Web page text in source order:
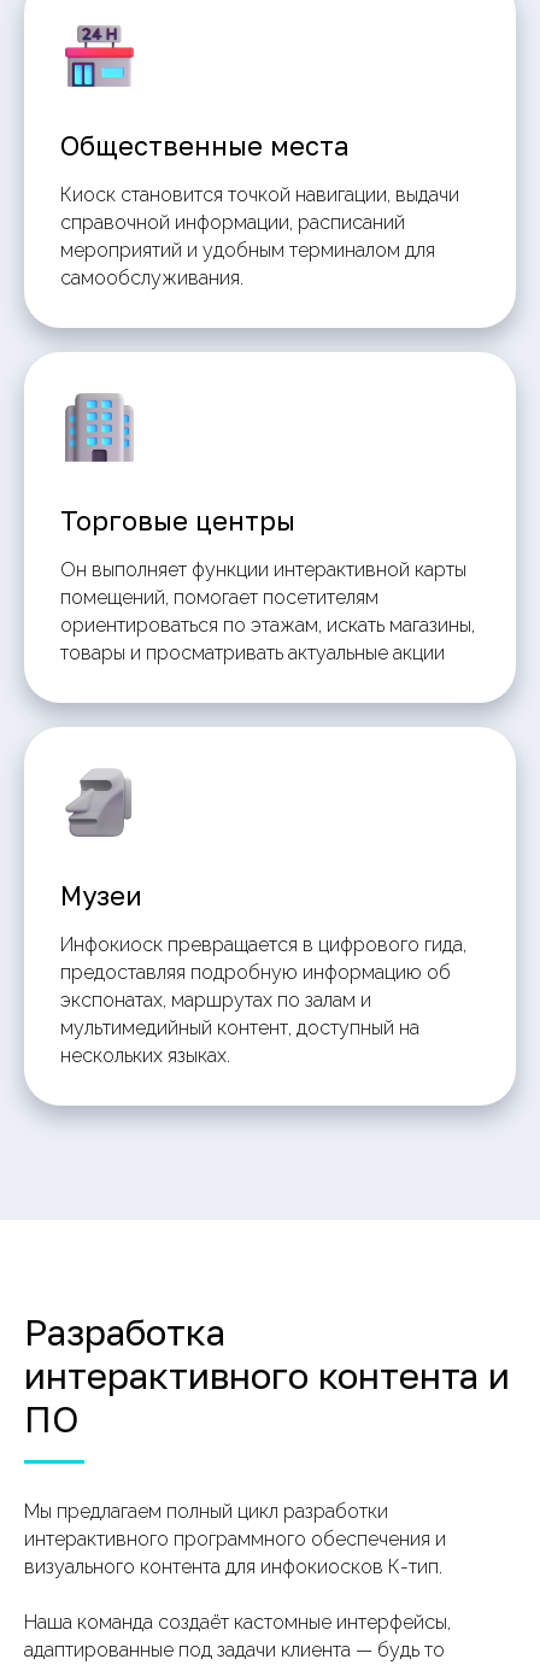
Общественные места
Киоск становится точкой навигации, выдачи
справочной информации, расписаний
мероприятий и удобным терминалом для
самообслуживания.
Торговые центры
Он выполняет функции интерактивной карты
помещений, помогает посетителям
ориентироваться по этажам, искать магазины,
товары и просматривать актуальные акции
Музеи
Инфокиоск превращается в цифрового гида,
предоставляя подробную информацию об
экспонатах, маршрутах по залам и
мультимедийный контент, доступный на
нескольких языках.
Разработка
интерактивного контента и
ПО
Мы предлагаем полный цикл разработки
интерактивного программного обеспечения и
визуального контента для инфокиосков К-тип.
Наша команда создаёт кастомные интерфейсы,
адаптированные под задачи клиента — будь то